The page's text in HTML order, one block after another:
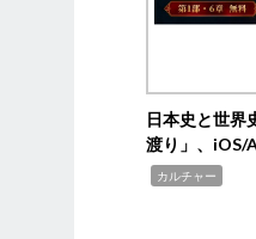
日本史と世
渡り」、iOS/
カルチャー